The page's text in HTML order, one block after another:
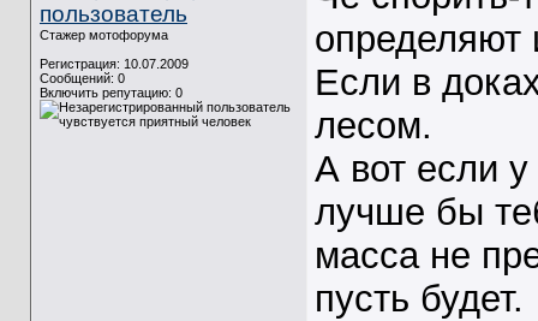
пользователь
Стажер мотофорума
Регистрация: 10.07.2009
Сообщений: 0
Включить репутацию: 0
определяют
Если в
лесом.
А вот если у
лучше бы
масса не
пусть будет.